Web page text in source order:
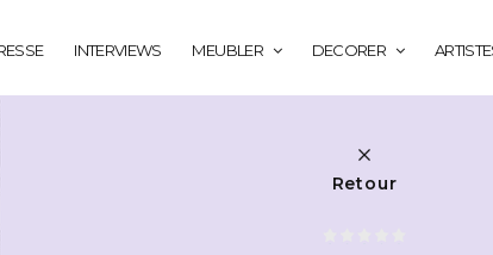
INTERVIEWS MEUBLER DECORER
Retour